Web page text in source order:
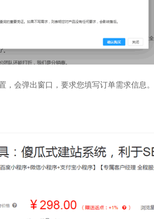
，会弹出窗口，要求您填写订单需求信息。